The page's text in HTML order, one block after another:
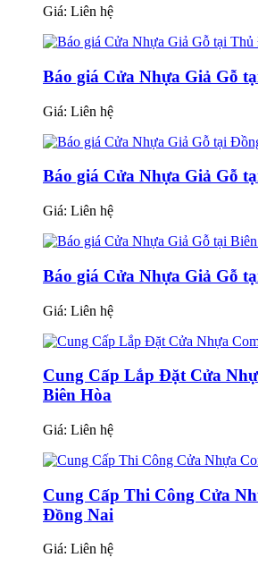
Giá: Liên hệ
Báo giá Cửa Nhựa Giả Gỗ
Giá: Liên hệ
Báo giá Cửa Nhựa Giả Gỗ
Giá: Liên hệ
Báo giá Cửa Nhựa Giả Gỗ
Giá: Liên hệ
Cung Cấp Lắp Đặt Cửa
Biên Hòa
Giá: Liên hệ
Cung Cấp Thi Công Cửa
Đồng Nai
Giá: Liên hệ